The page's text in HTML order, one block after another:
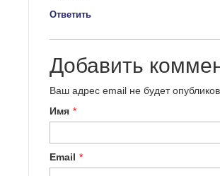
Ответить
Добавить
Ваш адрес email не будет
Имя *
Email *